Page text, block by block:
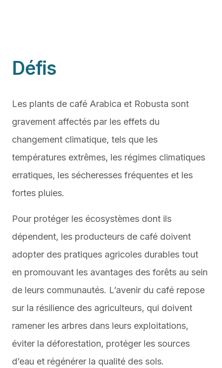
Défis
Les plants de café Arabica et Robusta sont
gravement affectés par les effets du
changement climatique, tels que les
températures extrêmes, les régimes climatiques
erratiques, les sécheresses fréquentes et les
fortes pluies.
Pour protéger les écosystèmes dont ils
dépendent, les producteurs de café doivent
adopter des pratiques agricoles durables tout
en promouvant les avantages des forêts au sein
de leurs communautés. L’avenir du café repose
sur la résilience des agriculteurs, qui doivent
ramener les arbres dans leurs exploitations,
éviter la déforestation, protéger les sources
d’eau et régénérer la qualité des sols.